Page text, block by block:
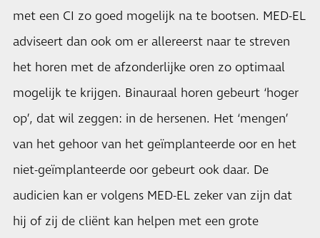
met een CI zo goed mogelijk na te bootsen. MED-EL
adviseert dan ook om er allereerst naar te streven
het horen met de afzonderlijke oren zo optimaal
mogelijk te krijgen. Binauraal horen gebeurt ‘hoger
op’, dat wil zeggen: in de hersenen. Het ‘mengen’
van het gehoor van het geïmplanteerde oor en het
niet-geïmplanteerde oor gebeurt ook daar. De
audicien kan er volgens MED-EL zeker van zijn dat
hij of zij de cliënt kan helpen met een grote